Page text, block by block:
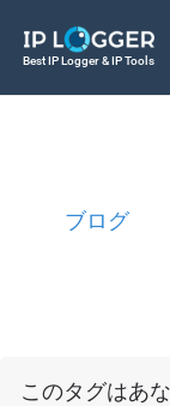
Best IP Logger & IP Tools
ブログ